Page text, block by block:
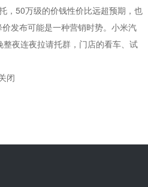
，50万级的价钱性价比远超预期，也
发布可能是一种营销时势。小米汽
夜连夜拉请托群，门店的看车、试
闭